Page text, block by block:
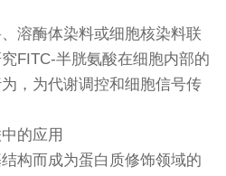
溶酶体染料或细胞核染料联
FITC-半胱氨酸在细胞内部的
，为代谢调控和细胞信号传
的应用
构而成为蛋白质修饰领域的